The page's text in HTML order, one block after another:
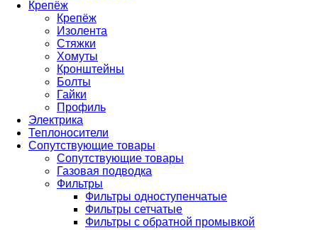
Крепёж
Крепёж
Изолента
Стяжки
Хомуты
Кронштейны
Болты
Гайки
Профиль
Электрика
Теплоносители
Сопутствующие товары
Сопутствующие товары
Газовая подводка
Фильтры
Фильтры одноступенчатые
Фильтры сетчатые
Фильтры с обратной промывкой